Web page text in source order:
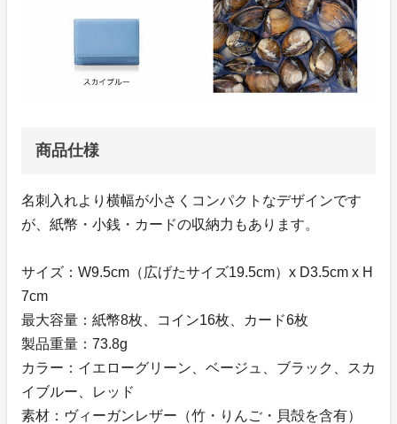
商品仕様
名刺入れより横幅が小さくコンパクトなデザインです
が、紙幣・小銭・カードの収納力もあります。
サイズ：W9.5cm（広げたサイズ19.5cm）x D3.5cm x H
7cm
最大容量：紙幣8枚、コイン16枚、カード6枚
製品重量：73.8g
カラー：イエローグリーン、ベージュ、ブラック、スカ
イブルー、レッド
素材：ヴィーガンレザー（竹・りんご・貝殻を含有）